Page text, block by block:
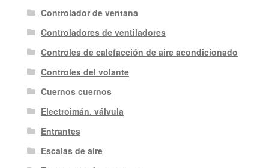
Controlador de ventana
Controladores de ventiladores
Controles de calefacción de aire acondicionado
Controles del volante
Cuernos cuernos
Electroimán. válvula
Entrantes
Escalas de aire